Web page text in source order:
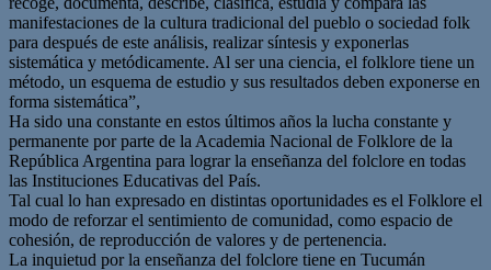
manifestaciones de la cultura tradicional del pueblo o sociedad folk
para después de este análisis, realizar síntesis y exponerlas
sistemática y metódicamente. Al ser una ciencia, el folklore tiene un
método, un esquema de estudio y sus resultados deben exponerse en
forma sistemática”,
Ha sido una constante en estos últimos años la lucha constante y
permanente por parte de la Academia Nacional de Folklore de la
República Argentina para lograr la enseñanza del folclore en todas
las Instituciones Educativas del País.
Tal cual lo han expresado en distintas oportunidades es el Folklore el
modo de reforzar el sentimiento de comunidad, como espacio de
cohesión, de reproducción de valores y de pertenencia.
La inquietud por la enseñanza del folclore tiene en Tucumán